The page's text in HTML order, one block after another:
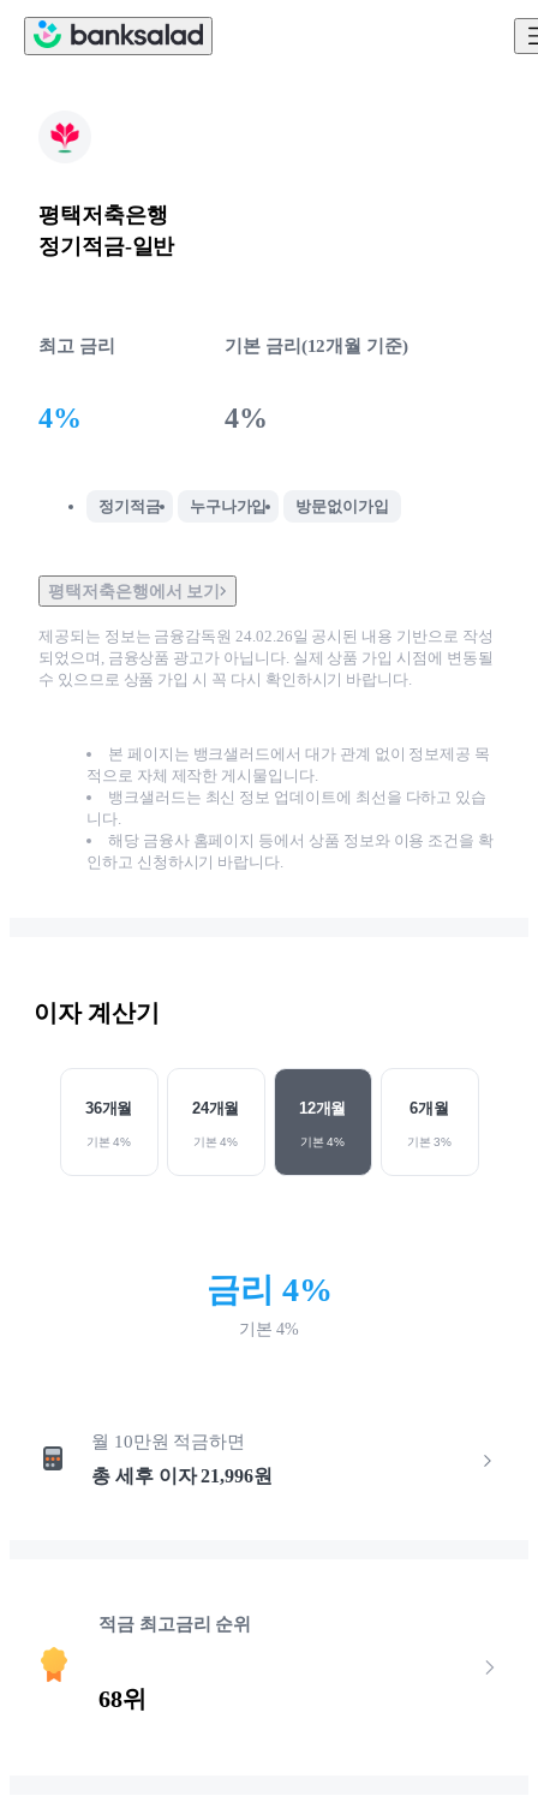
평택저축은행
정기적금-일반
최고 금리
4%
기본 금리(12개월 기준)
4%
정기적금 누구나가입 방문없이가입
평택저축은행에서 보기
제공되는 정보는 금융감독원24.02.26일 공시된 내용 기반으로 작성
되었으며, 금융상품 광고가 아닙니다. 실제 상품 가입 시점에 변동될
수 있으므로 상품 가입 시 꼭 다시 확인하시기 바랍니다.
본 페이지는 뱅크샐러드에서 대가 관계 없이 정보제공 목
적으로 자체 제작한 게시물입니다.
뱅크샐러드는 최신 정보 업데이트에 최선을 다하고 있습
니다.
해당 금융사 홈페이지 등에서 상품 정보와 이용 조건을 확
인하고 신청하시기 바랍니다.
이자 계산기
36개월
기본4%
24개월
기본4%
12개월
기본4%
6개월
기본3%
금리 4%
기본4%
월 10만원 적금하면
총 세후 이자21,996원
적금 최고금리 순위
68위